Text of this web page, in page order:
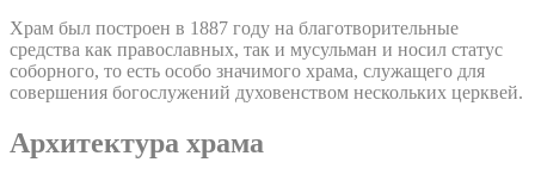
Храм был построен в 1887 году на благотворительные
средства как православных, так и мусульман и носил статус
соборного, то есть особо значимого храма, служащего для
совершения богослужений духовенством нескольких церквей.
Архитектура храма